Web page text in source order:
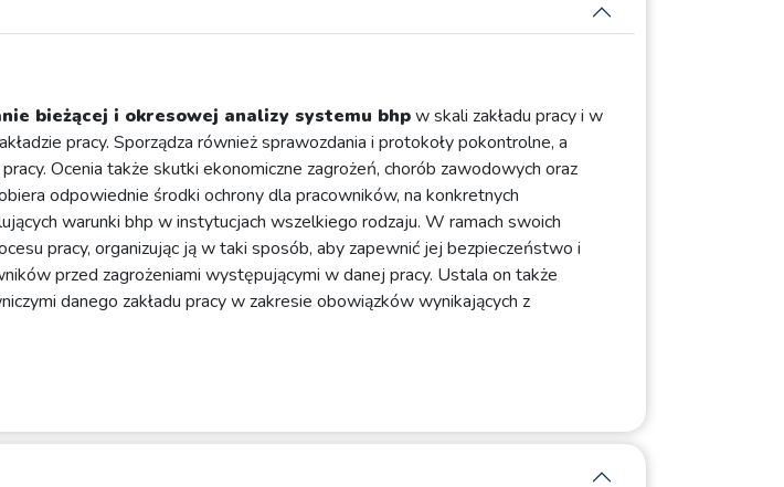
bieżącej i okresowej analizy systemu bhpw skali zakładu pracy i w
pracy. Sporządza również sprawozdania i protokoły pokontrolne, a
Ocenia także skutki ekonomiczne zagrożeń, chorób zawodowych oraz
odpowiednie środki ochrony dla pracowników, na konkretnych
warunki bhp w instytucjach wszelkiego rodzaju. W ramach swoich
pracy, organizując ją w taki sposób, aby zapewnić jej bezpieczeństwo i
przed zagrożeniami występującymi w danej pracy. Ustala on także
danego zakładu pracy w zakresie obowiązków wynikających z